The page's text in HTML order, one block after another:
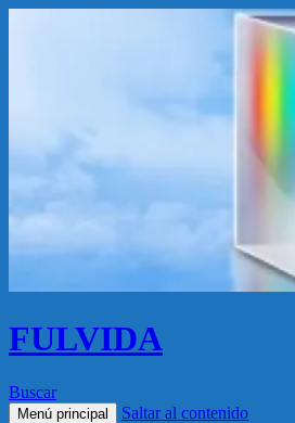
FULVIDA
Buscar
Menú principal Saltar al contenido